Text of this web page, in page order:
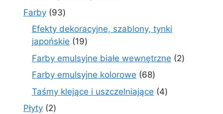
Farby 9393
produkty
Efekty dekoracyjne, szablony, tynki
japońskie
1919
produktów
Farby emulsyjne białe wewnętrzne 22
Farby emulsyjne kolorowe 6868
produktów
Taśmy klejące i uszczelniające 44
Płyty 22